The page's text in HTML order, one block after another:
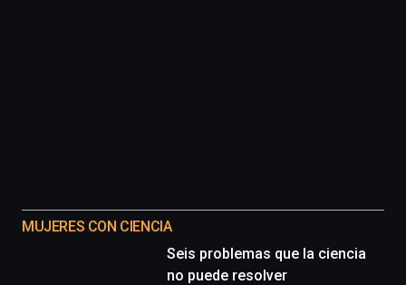
MUJERES CON CIENCIA
Seis problemas que la ciencia
no puede resolver